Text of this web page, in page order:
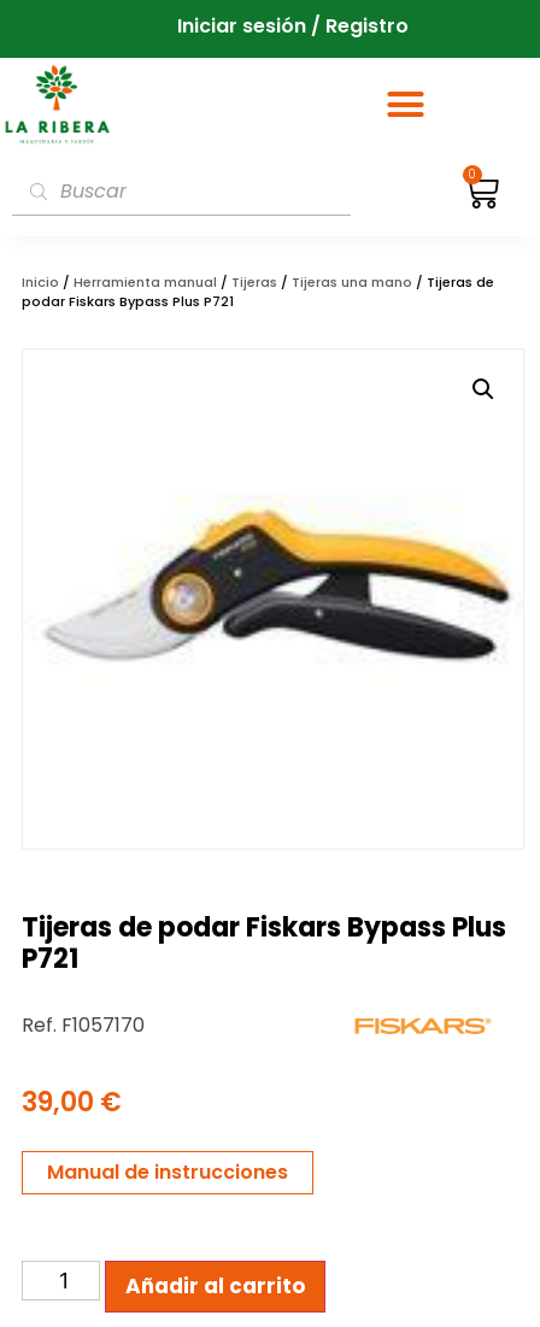
Iniciar sesión / Registro
0
Inicio / Herramienta manual / Tijeras / Tijeras una mano / Tijeras de
podar Fiskars Bypass Plus P721
Tijeras de podar Fiskars Bypass Plus
P721
Ref. F1057170
39,00 €
Manual de instrucciones
Añadir al carrito